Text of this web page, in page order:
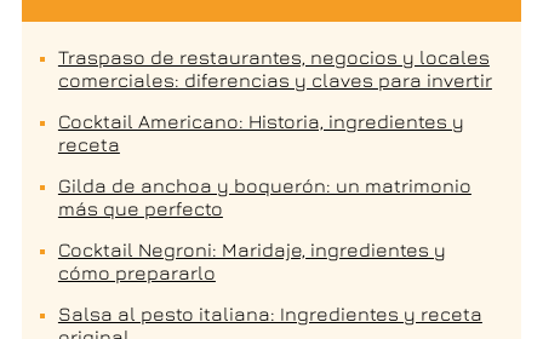
Traspaso de restaurantes, negocios y locales
comerciales: diferencias y claves para invertir
Cocktail Americano: Historia, ingredientes y
receta
Gilda de anchoa y boquerón: un matrimonio
más que perfecto
Cocktail Negroni: Maridaje, ingredientes y
cómo prepararlo
Salsa al pesto italiana: Ingredientes y receta